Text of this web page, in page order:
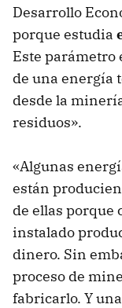
Desarrollo
porque estudia
Este parámetro
de una energía
desde la
residuos».
«Algunas
están
de ellas porque
instalado
dinero. Sin
proceso de
fabricarlo. Y